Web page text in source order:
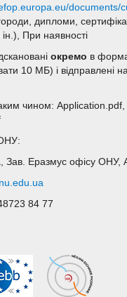
documents/
дипломи,
При наявності
окремо в
10 МБ) і відправлені
чином:
Зав. Еразмус офісу ОНУ,
84 77